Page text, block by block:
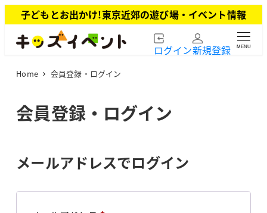
イ
子どもとお出かけ!東京近郊の遊び場・イベント情報
ログイン新規登録 MENU
Home 会員登録・ログイン
会員登録・ログイン
メールアドレスでログイン